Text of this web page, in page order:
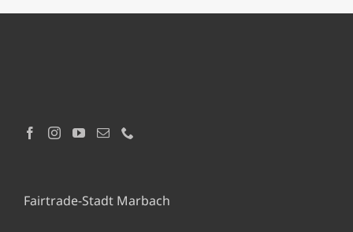
Fairtrade-Stadt Marbach